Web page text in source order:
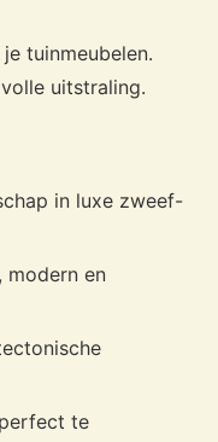
tuinmeubelen.
uitstraling.
in luxe zweef-
modern en
te